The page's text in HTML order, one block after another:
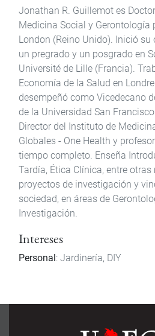
Jonathan R. Guillemot es
Medicina Social y Gerontología
London (Reino Unido). Inició
un pregrado y un posgrado en
Université de Lille (Francia).
Economía de la Salud en
desempeñó como Vicedecano
de la Universidad San
Director del Instituto de
Globales - One Health y
tiempo completo. Enseña
Tardía, Ética Clínica, entre
proyectos de investigación y
sociedad, en áreas de
Investigación.
Intereses
Personal: Jardinería, DIY